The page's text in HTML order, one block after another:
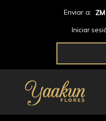
Enviar a:
Iniciar